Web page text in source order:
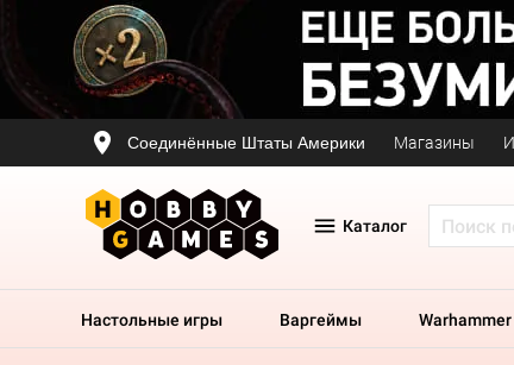
Соединённые Штаты Америки Магазины
Каталог
Настольные игры Варгеймы Warhammer